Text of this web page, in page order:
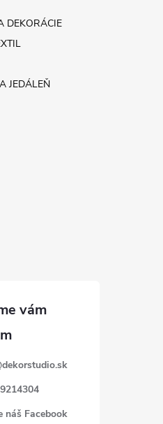
DEKORÁCIE
JEDÁLEŇ
dekorstudio.sk
náš Facebook